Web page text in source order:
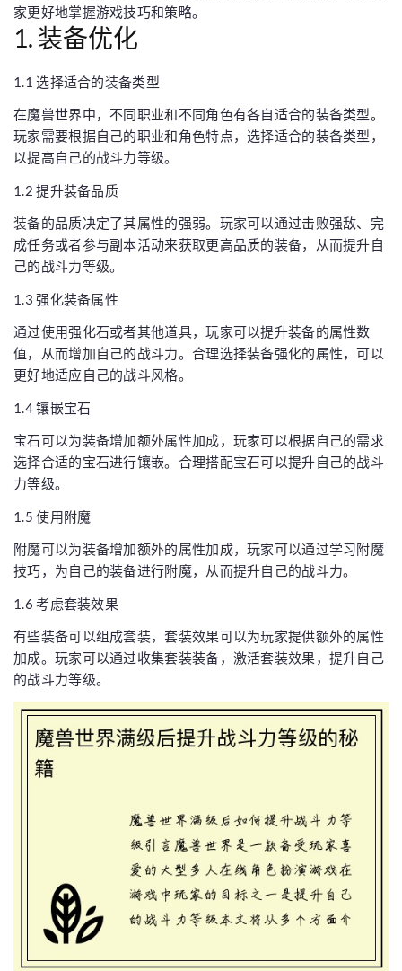
家更好地掌握游戏技巧和策略。
1. 装备优化
1.1 选择适合的装备类型
在魔兽世界中，不同职业和不同角色有各自适合的装备类型。
玩家需要根据自己的职业和角色特点，选择适合的装备类型，
以提高自己的战斗力等级。
1.2 提升装备品质
装备的品质决定了其属性的强弱。玩家可以通过击败强敌、完
成任务或者参与副本活动来获取更高品质的装备，从而提升自
己的战斗力等级。
1.3 强化装备属性
通过使用强化石或者其他道具，玩家可以提升装备的属性数
值，从而增加自己的战斗力。合理选择装备强化的属性，可以
更好地适应自己的战斗风格。
1.4 镶嵌宝石
宝石可以为装备增加额外属性加成，玩家可以根据自己的需求
选择合适的宝石进行镶嵌。合理搭配宝石可以提升自己的战斗
力等级。
1.5 使用附魔
附魔可以为装备增加额外的属性加成，玩家可以通过学习附魔
技巧，为自己的装备进行附魔，从而提升自己的战斗力。
1.6 考虑套装效果
有些装备可以组成套装，套装效果可以为玩家提供额外的属性
加成。玩家可以通过收集套装装备，激活套装效果，提升自己
的战斗力等级。